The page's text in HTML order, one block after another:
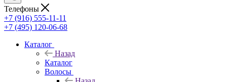
Телефоны
+7 (916) 555-11-11
+7 (495) 120-06-68
Каталог
Назад
Каталог
Волосы